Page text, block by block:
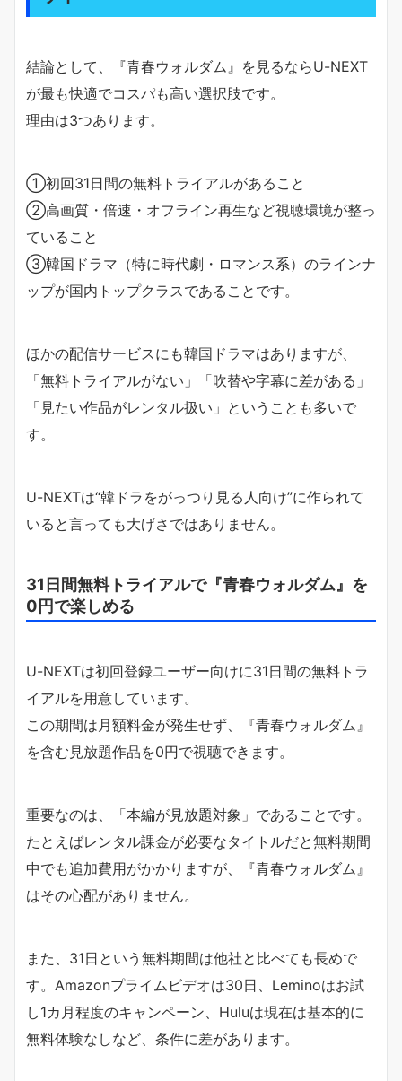
結論として、『青春ウォルダム』を見るならU-NEXT
が最も快適でコスパも高い選択肢です。
理由は3つあります。
①初回31日間の無料トライアルがあること
②高画質・倍速・オフライン再生など視聴環境が整っ
ていること
③韓国ドラマ（特に時代劇・ロマンス系）のラインナ
ップが国内トップクラスであることです。
ほかの配信サービスにも韓国ドラマはありますが、
「無料トライアルがない」「吹替や字幕に差がある」
「見たい作品がレンタル扱い」ということも多いで
す。
U-NEXTは“韓ドラをがっつり見る人向け”に作られて
いると言っても大げさではありません。
31日間無料トライアルで『青春ウォルダム』を
0円で楽しめる
U-NEXTは初回登録ユーザー向けに31日間の無料トラ
イアルを用意しています。
この期間は月額料金が発生せず、『青春ウォルダム』
を含む見放題作品を0円で視聴できます。
重要なのは、「本編が見放題対象」であることです。
たとえばレンタル課金が必要なタイトルだと無料期間
中でも追加費用がかかりますが、『青春ウォルダム』
はその心配がありません。
また、31日という無料期間は他社と比べても長めで
す。Amazonプライムビデオは30日、Leminoはお試
し1カ月程度のキャンペーン、Huluは現在は基本的に
無料体験なしなど、条件に差があります。